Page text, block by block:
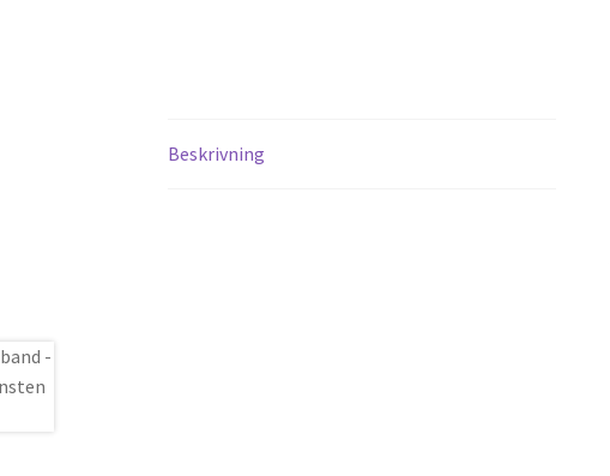
Beskrivning